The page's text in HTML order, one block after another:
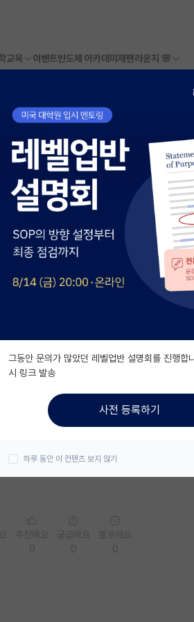
교육 이벤트반도체 아카데미 재팬라운지 🌸
만요
그렇게 하고있는데 저도 관심이 있어서 알아보
그동안 문의가 많았던 레벨업반 설명회를 진행합
시 링크 발송
사전 등록하기
하루 동안 이 컨텐츠 보지 않기